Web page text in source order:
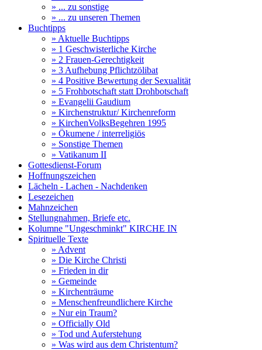
» ... zu sonstige
» ... zu unseren Themen
Buchtipps
» Aktuelle Buchtipps
» 1 Geschwisterliche Kirche
» 2 Frauen-Gerechtigkeit
» 3 Aufhebung Pflichtzölibat
» 4 Positive Bewertung der Sexualität
» 5 Frohbotschaft statt Drohbotschaft
» Evangelii Gaudium
» Kirchenstruktur/ Kirchenreform
» KirchenVolksBegehren 1995
» Ökumene / interreligiös
» Sonstige Themen
» Vatikanum II
Gottesdienst-Forum
Hoffnungszeichen
Lächeln - Lachen - Nachdenken
Lesezeichen
Mahnzeichen
Stellungnahmen, Briefe etc.
Kolumne "Ungeschminkt" KIRCHE IN
Spirituelle Texte
» Advent
» Die Kirche Christi
» Frieden in dir
» Gemeinde
» Kirchenträume
» Menschenfreundlichere Kirche
» Nur ein Traum?
» Officially Old
» Tod und Auferstehung
» Was wird aus dem Christentum?